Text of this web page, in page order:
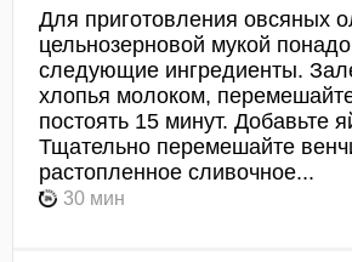
Для приготовления овсяных
цельнозерновой мукой
следующие ингредиенты.
хлопья молоком,
постоять 15 минут. Добавьте
Тщательно перемешайте
растопленное сливочное...
30 мин